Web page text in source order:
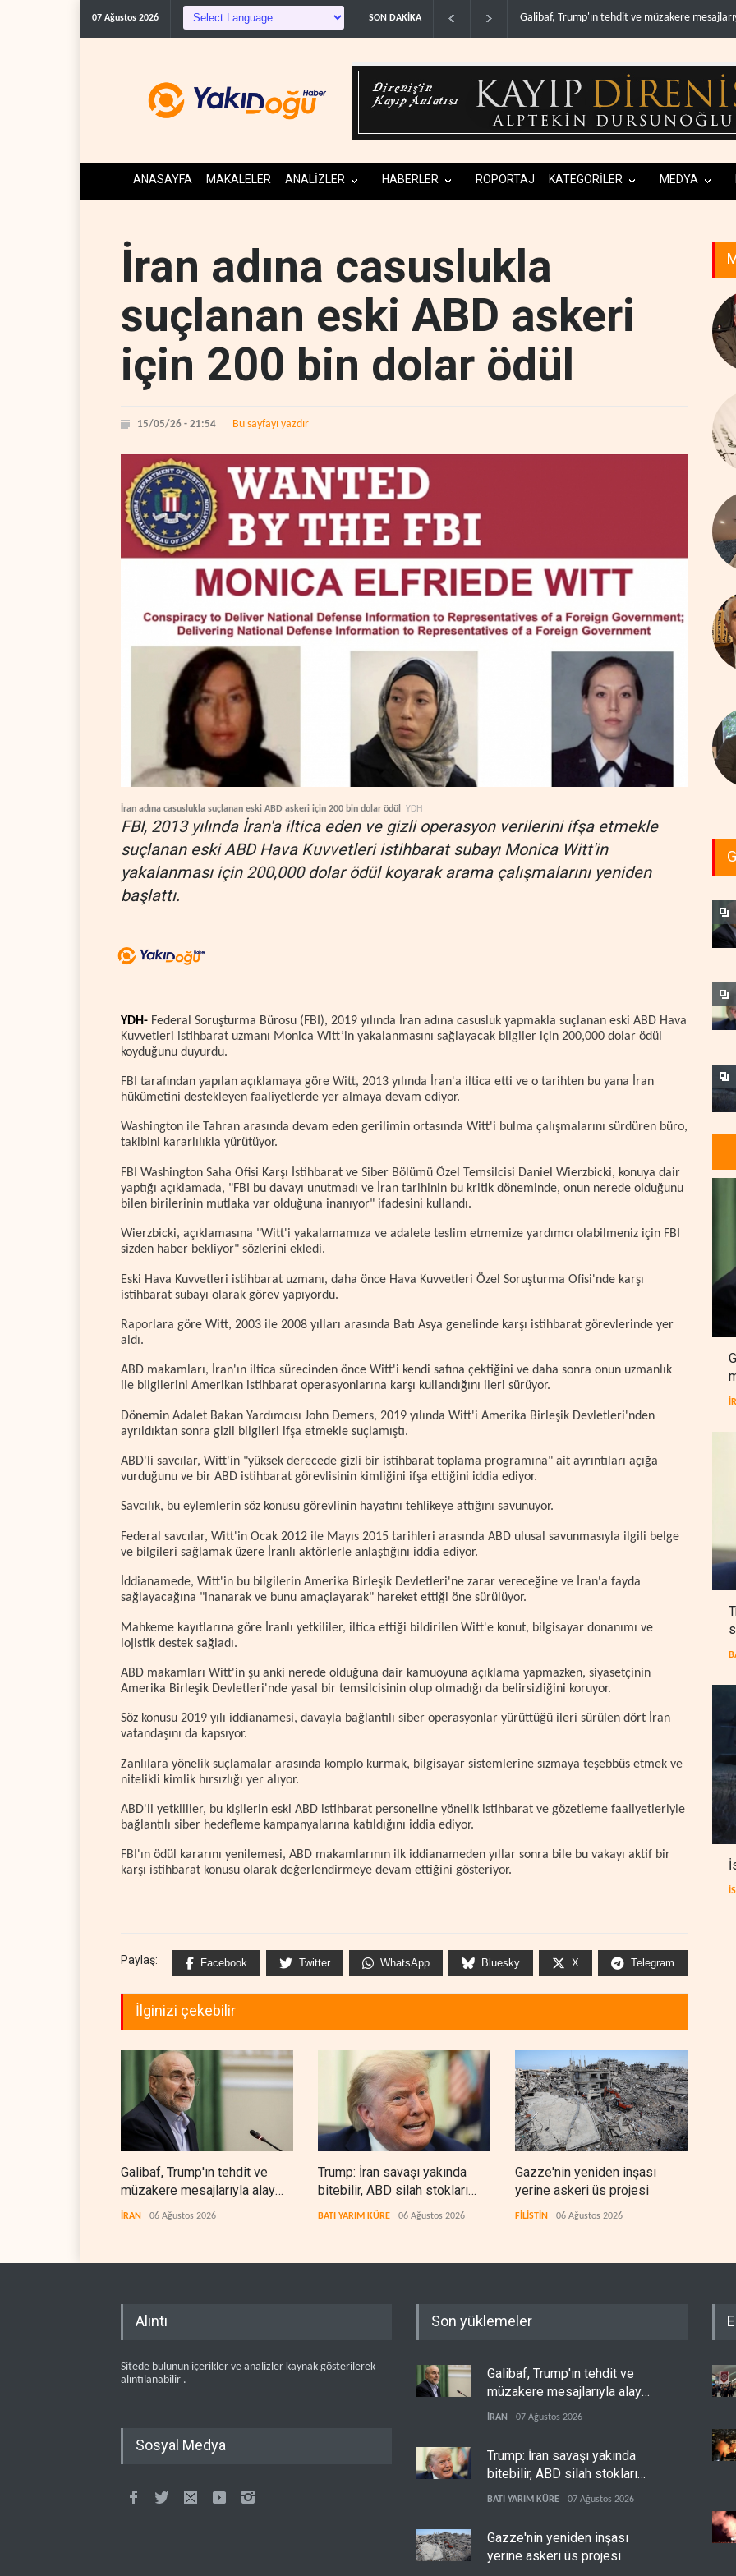
07 Ağustos 2026 SON DAKİKA
Galibaf, Trump'ın tehdit ve müzakere mesajlarıyla alay et.. Trump: İran savaşı yakında bitebilir, ABD
ANASAYFA MAKALELER ANALİZLER HABERLER RÖPORTAJ KATEGORİLER MEDYA
İran adına casuslukla
suçlanan eski ABD askeri
için 200 bin dolar ödül
15/05/26 - 21:54 Bu sayfayı yazdır
İran adına casuslukla suçlanan eski ABD askeri için 200 bin dolar ödül YDH
FBI, 2013 yılında İran'a iltica eden ve gizli operasyon verilerini ifşa etmekle
suçlanan eski ABD Hava Kuvvetleri istihbarat subayı Monica Witt'in
yakalanması için 200,000 dolar ödül koyarak arama çalışmalarını yeniden
başlattı.
YDH- Federal Soruşturma Bürosu (FBI), 2019 yılında İran adına casusluk yapmakla suçlanan eski ABD Hava
Kuvvetleri istihbarat uzmanı Monica Witt’in yakalanmasını sağlayacak bilgiler için 200,000 dolar ödül
koyduğunu duyurdu.
FBI tarafından yapılan açıklamaya göre Witt, 2013 yılında İran'a iltica etti ve o tarihten bu yana İran
hükümetini destekleyen faaliyetlerde yer almaya devam ediyor.
Washington ile Tahran arasında devam eden gerilimin ortasında Witt'i bulma çalışmalarını sürdüren büro,
takibini kararlılıkla yürütüyor.
FBI Washington Saha Ofisi Karşı İstihbarat ve Siber Bölümü Özel Temsilcisi Daniel Wierzbicki, konuya dair
yaptığı açıklamada, "FBI bu davayı unutmadı ve İran tarihinin bu kritik döneminde, onun nerede olduğunu
bilen birilerinin mutlaka var olduğuna inanıyor" ifadesini kullandı.
Wierzbicki, açıklamasına "Witt'i yakalamamıza ve adalete teslim etmemize yardımcı olabilmeniz için FBI
sizden haber bekliyor" sözlerini ekledi.
Eski Hava Kuvvetleri istihbarat uzmanı, daha önce Hava Kuvvetleri Özel Soruşturma Ofisi'nde karşı
istihbarat subayı olarak görev yapıyordu.
Raporlara göre Witt, 2003 ile 2008 yılları arasında Batı Asya genelinde karşı istihbarat görevlerinde yer
aldı.
ABD makamları, İran'ın iltica sürecinden önce Witt'i kendi safına çektiğini ve daha sonra onun uzmanlık
ile bilgilerini Amerikan istihbarat operasyonlarına karşı kullandığını ileri sürüyor.
Dönemin Adalet Bakan Yardımcısı John Demers, 2019 yılında Witt'i Amerika Birleşik Devletleri'nden
ayrıldıktan sonra gizli bilgileri ifşa etmekle suçlamıştı.
ABD'li savcılar, Witt'in "yüksek derecede gizli bir istihbarat toplama programına" ait ayrıntıları açığa
vurduğunu ve bir ABD istihbarat görevlisinin kimliğini ifşa ettiğini iddia ediyor.
Savcılık, bu eylemlerin söz konusu görevlinin hayatını tehlikeye attığını savunuyor.
Federal savcılar, Witt'in Ocak 2012 ile Mayıs 2015 tarihleri arasında ABD ulusal savunmasıyla ilgili belge
ve bilgileri sağlamak üzere İranlı aktörlerle anlaştığını iddia ediyor.
İddianamede, Witt'in bu bilgilerin Amerika Birleşik Devletleri'ne zarar vereceğine ve İran'a fayda
sağlayacağına "inanarak ve bunu amaçlayarak" hareket ettiği öne sürülüyor.
Mahkeme kayıtlarına göre İranlı yetkililer, iltica ettiği bildirilen Witt'e konut, bilgisayar donanımı ve
lojistik destek sağladı.
ABD makamları Witt'in şu anki nerede olduğuna dair kamuoyuna açıklama yapmazken, siyasetçinin
Amerika Birleşik Devletleri'nde yasal bir temsilcisinin olup olmadığı da belirsizliğini koruyor.
Söz konusu 2019 yılı iddianamesi, davayla bağlantılı siber operasyonlar yürüttüğü ileri sürülen dört İran
vatandaşını da kapsıyor.
Zanlılara yönelik suçlamalar arasında komplo kurmak, bilgisayar sistemlerine sızmaya teşebbüs etmek ve
nitelikli kimlik hırsızlığı yer alıyor.
ABD'li yetkililer, bu kişilerin eski ABD istihbarat personeline yönelik istihbarat ve gözetleme faaliyetleriyle
bağlantılı siber hedefleme kampanyalarına katıldığını iddia ediyor.
FBI'ın ödül kararını yenilemesi, ABD makamlarının ilk iddianameden yıllar sonra bile bu vakayı aktif bir
karşı istihbarat konusu olarak değerlendirmeye devam ettiğini gösteriyor.
Paylaş: Facebook Twitter WhatsApp Bluesky X Telegram
İlginizi çekebilir
Galibaf, Trump'ın tehdit ve
müzakere mesajlarıyla alay
etti
İRAN 06 Ağustos 2026
Trump: İran savaşı yakında
bitebilir, ABD silah stokları
zorlanıyor
BATI YARIM KÜRE 06 Ağustos 2026
Gazze'nin yeniden inşası
yerine askeri üs projesi
FİLİSTİN 06 Ağustos 2026
Alıntı
Sitede bulunun içerikler ve analizler kaynak gösterilerek
alıntılanabilir .
Sosyal Medya
Son yüklemeler
Galibaf, Trump'ın tehdit ve
müzakere mesajlarıyla alay
etti
İRAN 07 Ağustos 2026
Trump: İran savaşı yakında
bitebilir, ABD silah stokları
zorlanıyor
BATI YARIM KÜRE 07 Ağustos 2026
Gazze'nin yeniden inşası
yerine askeri üs projesi